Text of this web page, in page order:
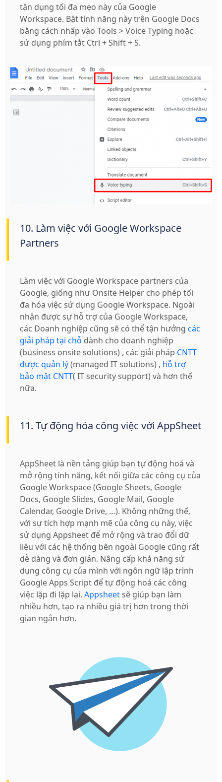
tận dụng tối đa mẹo này của Google
Workspace. Bật tính năng này trên Google Docs
bằng cách nhấp vào Tools > Voice Typing hoặc
sử dụng phím tắt Ctrl + Shift + S.
10. Làm việc với Google Workspace
Partners
Làm việc với Google Workspace partners của
Google, giống như Onsite Helper cho phép tối
đa hóa việc sử dụng Google Workspace. Ngoài
nhận được sự hỗ trợ của Google Workspace,
các Doanh nghiệp cũng sẽ có thể tận hưởngcác
giải pháp tại chỗ dành cho doanh nghiệp
(business onsite solutions) , các giải pháp CNTT
được quản lý(managed IT solutions) , hỗ trợ
bảo mật CNTT( IT security support) và hơn thế
nữa.
11. Tự động hóa công việc với AppSheet
AppSheet là nền tảng giúp bạn tự động hoá và
mở rộng tính năng, kết nối giữa các công cụ của
Google Workspace (Google Sheets, Google
Docs, Google Slides, Google Mail, Google
Calendar, Google Drive, …). Không những thế,
với sự tích hợp mạnh mẽ của công cụ này, việc
sử dụng Appsheet để mở rộng và trao đổi dữ
liệu với các hệ thống bên ngoài Google cũng rất
dễ dàng và đơn giản. Nâng cấp khả năng sử
dụng công cụ của mình với ngôn ngữ lập trình
Google Apps Script để tự động hoá các công
việc lặp đi lặp lại.Appsheetsẽ giúp bạn làm
nhiều hơn, tạo ra nhiều giá trị hơn trong thời
gian ngắn hơn.